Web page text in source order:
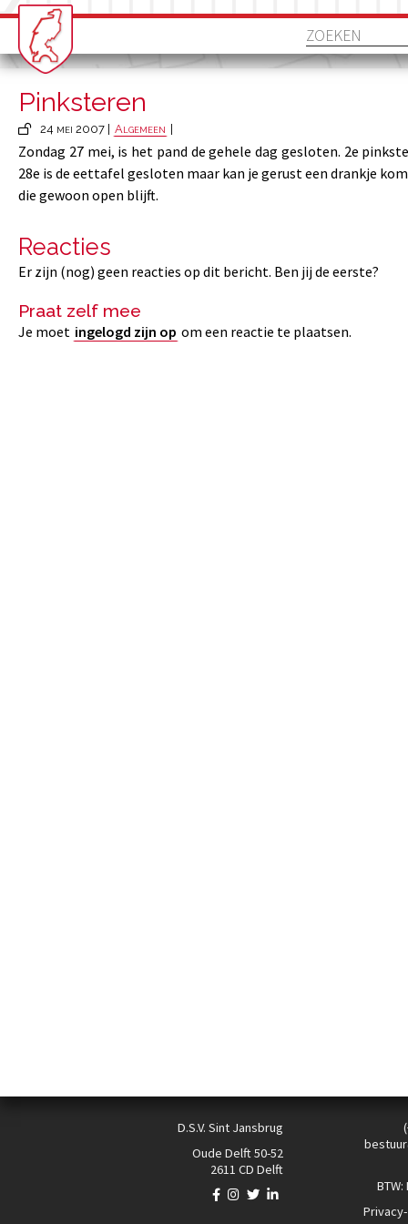
Pinksteren
24 mei 2007 | Algemeen
Zondag 27 mei, is het pand de gehele dag gesloten. 2e
28e is de eettafel gesloten maar kan je gerust een drankje
die gewoon open blijft.
Reacties
Er zijn (nog) geen reacties op dit bericht. Ben jij de eerste?
Praat zelf mee
Je moet ingelogd zijn op om een reactie te plaatsen.
D.S.V. Sint Jansbrug
Oude Delft 50-52
2611 CD Delft